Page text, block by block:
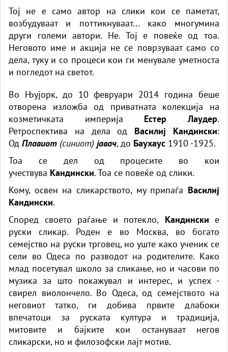
Тој не е само автор на слики кои се паметат,
возбудуваат и поттикнуваат... како многумина
други големи автори. Не. Тој е повеќе од тоа.
Неговото име и акција не се поврзуваат само со
дела, туку и со процеси кои ги менувале уметноста
и погледот на светот.
Во Њујорк, до 10 февруари 2014 година беше
отворена изложба од приватната колекција на
козметичката империја Естер Лаудер.
Ретроспектива на дела од Василиј Кандински:
Од Плавиот (синиот) јавач, до Баухаус 1910 -1925.
Тоа се дел од процесите во кои
учествува Кандински. Тоа се повеќе од слики.
Кому, освен на сликарството, му припаѓа Василиј
Кандински.
Според своето раѓање и потекло, Кандински е
руски сликар. Роден е во Москва, во богато
семејство на руски трговец, но уште како ученик се
сели во Одеса по разводот на родителите. Како
млад посетувал школо за сликање, но и часови по
музика за што покажувал и интерес, и успех -
свирел виолончело. Во Одеса, од семејството на
неговиот татко, ги добива првите длабоки
впечатоци за руската култура и традиција,
митовите и бајките кои остануваат негов
сликарски, но и филозофски лајт мотив.